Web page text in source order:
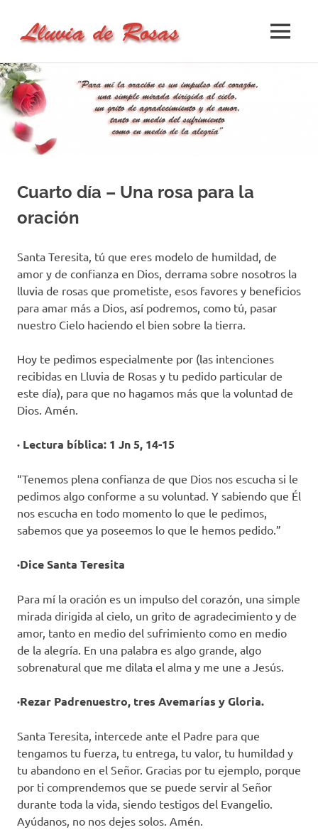
Saltar
al
contenido
de
Rosas
de
Rosas
–
Un
Sitio
de
Oración
MENÚ
Cuarto día – Una rosa para la
oración
Santa Teresita, tú que eres modelo de humildad, de
amor y de confianza en Dios, derrama sobre nosotros la
lluvia de rosas que prometiste, esos favores y beneficios
para amar más a Dios, así podremos, como tú, pasar
nuestro Cielo haciendo el bien sobre la tierra.
Hoy te pedimos especialmente por (las intenciones
recibidas en Lluvia de Rosas y tu pedido particular de
este día), para que no hagamos más que la voluntad de
Dios. Amén.
· Lectura bíblica: 1 Jn 5, 14-15
“Tenemos plena confianza de que Dios nos escucha si le
pedimos algo conforme a su voluntad. Y sabiendo que Él
nos escucha en todo momento lo que le pedimos,
sabemos que ya poseemos lo que le hemos pedido.”
·Dice Santa Teresita
Para mí la oración es un impulso del corazón, una simple
mirada dirigida al cielo, un grito de agradecimiento y de
amor, tanto en medio del sufrimiento como en medio
de la alegría. En una palabra es algo grande, algo
sobrenatural que me dilata el alma y me une a Jesús.
·Rezar Padrenuestro, tres Avemarías y Gloria.
Santa Teresita, intercede ante el Padre para que
tengamos tu fuerza, tu entrega, tu valor, tu humildad y
tu abandono en el Señor. Gracias por tu ejemplo, porque
por ti comprendemos que se puede servir al Señor
durante toda la vida, siendo testigos del Evangelio.
Ayúdanos, no nos dejes solos. Amén.